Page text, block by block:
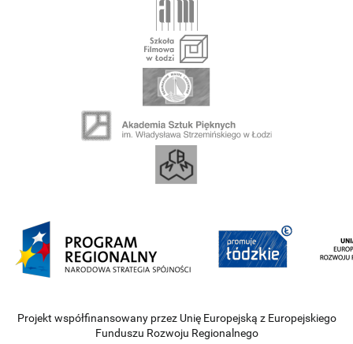
Projekt współfinansowany przez Unię Europejską z Europejskiego
Funduszu Rozwoju Regionalnego